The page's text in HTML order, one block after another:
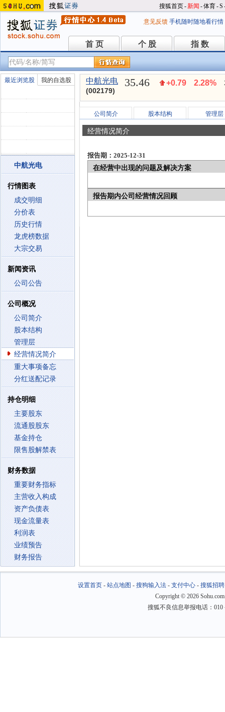
搜狐首页-新闻 -体育-S
意见反馈 手机随时随地看行情
首 页
首 页 个 股
个 股 指 数
指 数
最近浏览股 我的自选股
中航光电
行情图表
成交明细
分价表
历史行情
龙虎榜数据
大宗交易
新闻资讯
公司公告
公司概况
公司简介
股本结构
管理层
经营情况简介
重大事项备忘
分红送配记录
持仓明细
主要股东
流通股股东
基金持仓
限售股解禁表
财务数据
重要财务指标
主营收入构成
资产负债表
现金流量表
利润表
业绩预告
财务报告
中航光电
(002179)
35.46 +0.79 2.28%
公司简介 股本结构 管理层
经营情况简介
报告期：2025-12-31
在经营中出现的问题及解决方案
报告期内公司经营情况回顾
设置首页- 站点地图 - 搜狗输入法- 支付中心- 搜狐招聘
Copyright © 2026
搜狐不良信息举报电话：010